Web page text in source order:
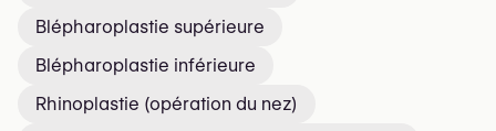
Blépharoplastie supérieure
Blépharoplastie inférieure
Rhinoplastie (opération du nez)